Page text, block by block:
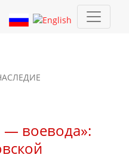
ветковской
— воевода»: